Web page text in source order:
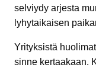
selviydy arjesta
lyhytaikaisen
Yrityksistä
sinne kertaakaan.